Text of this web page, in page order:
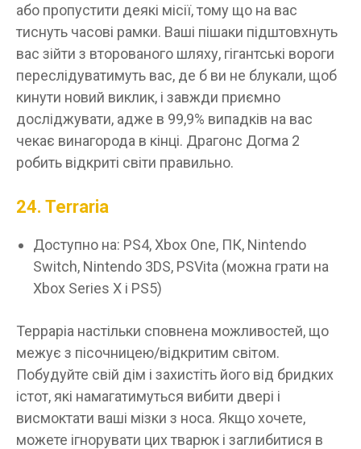
або пропустити деякі місії, тому що на вас
тиснуть часові рамки. Ваші пішаки підштовхнуть
вас зійти з второваного шляху, гігантські вороги
переслідуватимуть вас, де б ви не блукали, щоб
кинути новий виклик, і завжди приємно
досліджувати, адже в 99,9% випадків на вас
чекає винагорода в кінці. Драгонс Догма 2
робить відкриті світи правильно.
24. Terraria
Доступно на: PS4, Xbox One, ПК, Nintendo
Switch, Nintendo 3DS, PSVita (можна грати на
Xbox Series X і PS5)
Терраріа настільки сповнена можливостей, що
межує з пісочницею/відкритим світом.
Побудуйте свій дім і захистіть його від бридких
істот, які намагатимуться вибити двері і
висмоктати ваші мізки з носа. Якщо хочете,
можете ігнорувати цих тварюк і заглибитися в